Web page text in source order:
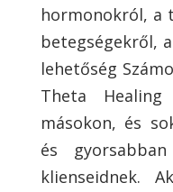
hormonokról, a
betegségekről,
lehetőség
Theta
másokon, és
és
klienseidnek.